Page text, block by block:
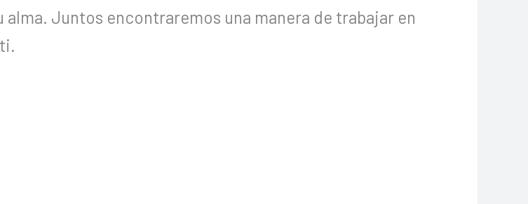
alma. Juntos encontraremos una manera de trabajar en